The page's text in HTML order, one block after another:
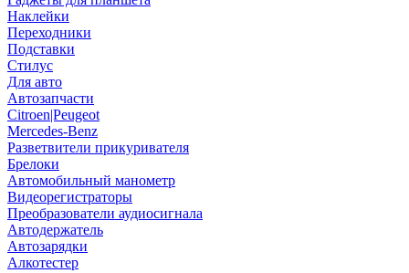
Наклейки
Переходники
Подставки
Стилус
Для авто
Автозапчасти
Citroen|Peugeot
Mercedes-Benz
Разветвители прикуривателя
Брелоки
Автомобильный манометр
Видеорегистраторы
Преобразователи аудиосигнала
Автодержатель
Автозарядки
Алкотестер